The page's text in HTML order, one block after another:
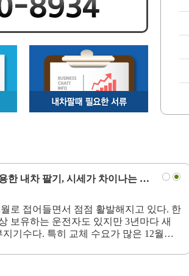
중고차매매사이트 이용한 내차 팔기, 시세가 차이나는 이유?
로 접어들면서 점점 활발해지고 있다. 한
보유하는 운전자도 있지만 3년마다 새
기수다. 특히 교체 수요가 많은 12월과 1
다.하지만 소비자들이 차를 바꾸려고 할
은 새로운 매체와 기법을 통해서 유통과정
하고 있다. 매매시장에 손님들이 직적 방문
방식이 아직도 성행하고 있지만, 스마트기기
장보는 것처럼, 자기 차를 사고 파는 것이 아